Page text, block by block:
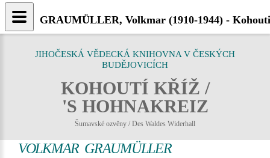
JIHOČESKÁ VĚDECKÁ KNIHOVNA V ČESKÝCH
BUDĚJOVICÍCH
KOHOUTÍ KŘÍŽ /
'S HOHNAKREIZ
Šumavské ozvěny / Des Waldes Widerhall
VOLKMAR GRAUMÜLLER
GRAUMÜLLER, Volkmar (1910-1944) -